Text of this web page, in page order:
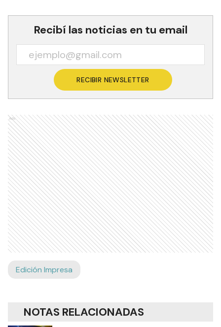
Recibí las noticias en tu email
RECIBIR NEWSLETTER
Ads
Edición Impresa
NOTAS RELACIONADAS